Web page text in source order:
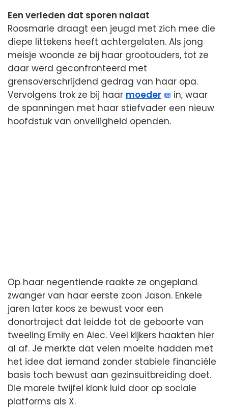
Een verleden dat sporen nalaat
Roosmarie draagt een jeugd met zich mee die
diepe littekens heeft achtergelaten. Als jong
meisje woonde ze bij haar grootouders, tot ze
daar werd geconfronteerd met
grensoverschrijdend gedrag van haar opa.
Vervolgens trok ze bij haar moeder
in, waar
de spanningen met haar stiefvader een nieuw
hoofdstuk van onveiligheid openden.
Op haar negentiende raakte ze ongepland
zwanger van haar eerste zoon Jason. Enkele
jaren later koos ze bewust voor een
donortraject dat leidde tot de geboorte van
tweeling Emily en Alec. Veel kijkers haakten hier
al af. Je merkte dat velen moeite hadden met
het idee dat iemand zonder stabiele financiële
basis toch bewust aan gezinsuitbreiding doet.
Die morele twijfel klonk luid door op sociale
platforms als X.